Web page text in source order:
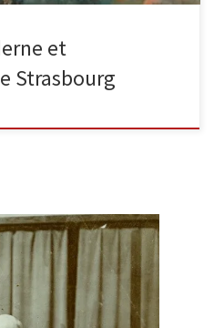
et
Strasbourg